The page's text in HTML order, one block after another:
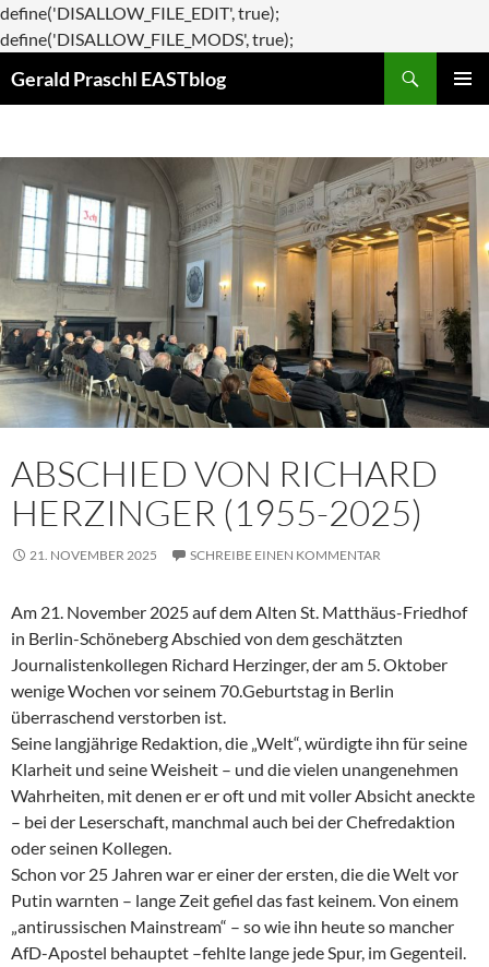
define('DISALLOW_FILE_EDIT', true);
define('DISALLOW_FILE_MODS', true);
Gerald Praschl EASTblog
ABSCHIED VON RICHARD
HERZINGER (1955-2025)
21. NOVEMBER 2025 SCHREIBE EINEN KOMMENTAR
Am 21. November 2025 auf dem Alten St. Matthäus-Friedhof
in Berlin-Schöneberg Abschied von dem geschätzten
Journalistenkollegen Richard Herzinger, der am 5. Oktober
wenige Wochen vor seinem 70.Geburtstag in Berlin
überraschend verstorben ist.
Seine langjährige Redaktion, die „Welt“, würdigte ihn für seine
Klarheit und seine Weisheit – und die vielen unangenehmen
Wahrheiten, mit denen er er oft und mit voller Absicht aneckte
– bei der Leserschaft, manchmal auch bei der Chefredaktion
oder seinen Kollegen.
Schon vor 25 Jahren war er einer der ersten, die die Welt vor
Putin warnten – lange Zeit gefiel das fast keinem. Von einem
„antirussischen Mainstream“ – so wie ihn heute so mancher
AfD-Apostel behauptet –fehlte lange jede Spur, im Gegenteil.